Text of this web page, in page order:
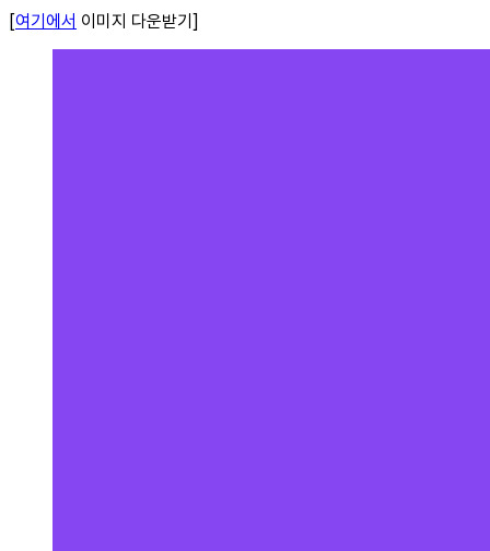
[여기에서 이미지 다운받기]